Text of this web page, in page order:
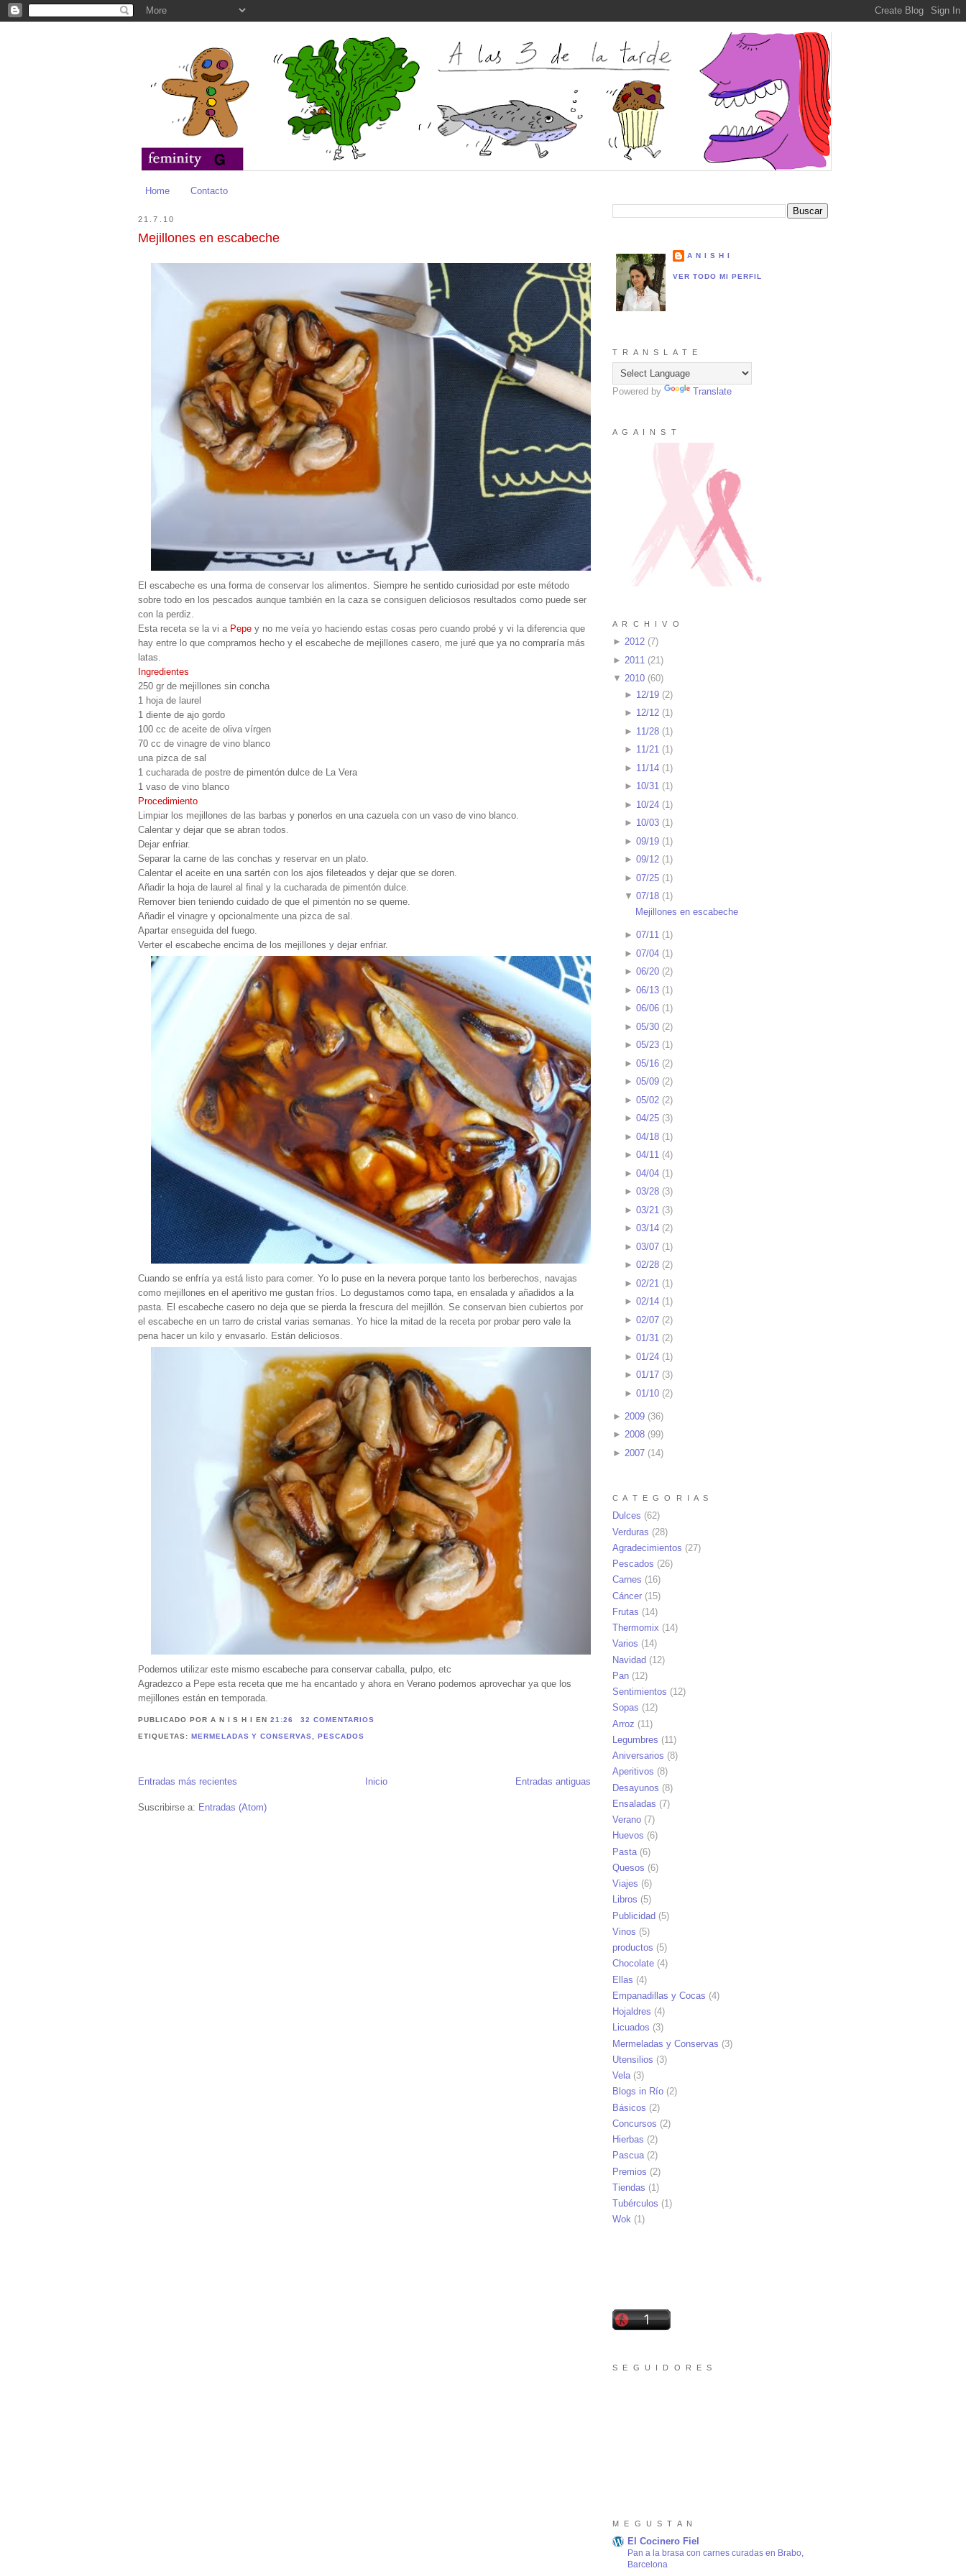
Home Contacto
21.7.10
Mejillones en escabeche
El escabeche es una forma de conservar los alimentos. Siempre he sentido curiosidad por este método
sobre todo en los pescados aunque también en la caza se consiguen deliciosos resultados como puede ser
con la perdiz.
Esta receta se la vi a Pepe y no me veía yo haciendo estas cosas pero cuando probé y vi la diferencia que
hay entre lo que compramos hecho y el escabeche de mejillones casero, me juré que ya no compraría más
latas.
Ingredientes
250 gr de mejillones sin concha
1 hoja de laurel
1 diente de ajo gordo
100 cc de aceite de oliva vírgen
70 cc de vinagre de vino blanco
una pizca de sal
1 cucharada de postre de pimentón dulce de La Vera
1 vaso de vino blanco
Procedimiento
Limpiar los mejillones de las barbas y ponerlos en una cazuela con un vaso de vino blanco.
Calentar y dejar que se abran todos.
Dejar enfriar.
Separar la carne de las conchas y reservar en un plato.
Calentar el aceite en una sartén con los ajos fileteados y dejar que se doren.
Añadir la hoja de laurel al final y la cucharada de pimentón dulce.
Remover bien teniendo cuidado de que el pimentón no se queme.
Añadir el vinagre y opcionalmente una pizca de sal.
Apartar enseguida del fuego.
Verter el escabeche encima de los mejillones y dejar enfriar.
Cuando se enfría ya está listo para comer. Yo lo puse en la nevera porque tanto los berberechos, navajas
como mejillones en el aperitivo me gustan fríos. Lo degustamos como tapa, en ensalada y añadidos a la
pasta. El escabeche casero no deja que se pierda la frescura del mejillón. Se conservan bien cubiertos por
el escabeche en un tarro de cristal varias semanas. Yo hice la mitad de la receta por probar pero vale la
pena hacer un kilo y envasarlo. Están deliciosos.
Podemos utilizar este mismo escabeche para conservar caballa, pulpo, etc
Agradezco a Pepe esta receta que me ha encantado y ahora en Verano podemos aprovechar ya que los
mejillones están en temporada.
PUBLICADO POR A N I S H IEN21:26 32 COMENTARIOS
ETIQUETAS: MERMELADAS Y CONSERVAS ,PESCADOS
Entradas más recientes Entradas antiguas
Inicio
Suscribirse a: Entradas (Atom)
A N I S H I
VER TODO MI PERFIL
T R A N S L A T E
Powered by Translate
A G A I N S T
A R C H I V O
► 2012 (7)
► 2011 (21 )
▼ 2010 (60)
► 12/19(2)
► 12/12(1)
► 11/28(1)
► 11/21(1)
► 11/14(1)
► 10/31(1)
► 10/24(1)
► 10/03(1)
► 09/19(1)
► 09/12(1)
► 07/25(1)
▼ 07/18(1)
Mejillones en escabeche
► 07/11(1)
► 07/04(1 )
► 06/20(2)
► 06/13(1 )
► 06/06(1)
► 05/30(2)
► 05/23(1)
► 05/16(2)
► 05/09(2)
► 05/02(2)
► 04/25(3)
► 04/18(1 )
► 04/11(4)
► 04/04(1 )
► 03/28(3)
► 03/21 (3)
► 03/14(2)
► 03/07(1 )
► 02/28(2)
► 02/21 (1 )
► 02/14(1)
► 02/07(2)
► 01/31(2)
► 01/24(1 )
► 01/17(3)
► 01/10(2)
► 2009 (36)
► 2008 (99)
► 2007 (14)
C A T E G O R I A S
Dulces (62)
Verduras (28)
Agradecimientos (27)
Pescados (26)
Carnes (16)
Cáncer (15)
Frutas (14)
Thermomix (14)
Varios (14)
Navidad (12)
Pan (12)
Sentimientos (12)
Sopas (12)
Arroz (11)
Legumbres (11)
Aniversarios (8)
Aperitivos (8)
Desayunos (8)
Ensaladas (7)
Verano (7)
Huevos (6)
Pasta (6)
Quesos (6)
Viajes (6)
Libros (5)
Publicidad (5)
Vinos (5)
productos (5)
Chocolate (4)
Ellas (4)
Empanadillas y Cocas (4)
Hojaldres (4)
Licuados (3)
Mermeladas y Conservas (3)
Utensilios (3)
Vela(3)
Blogs in Río (2)
Básicos (2)
Concursos (2)
Hierbas (2)
Pascua(2)
Premios (2)
Tiendas (1)
Tubérculos (1)
Wok (1)
S E G U I D O R E S
M E G U S T A N
El Cocinero Fiel
Pan a la brasa con carnes curadas en Brabo,
Barcelona